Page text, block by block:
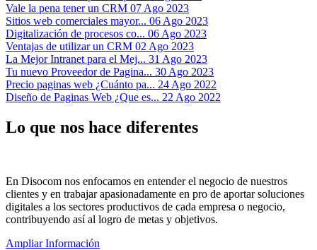
Vale la pena tener un CRM 07 Ago 2023
Sitios web comerciales mayor... 06 Ago 2023
Digitalización de procesos co... 06 Ago 2023
Ventajas de utilizar un CRM 02 Ago 2023
La Mejor Intranet para el Mej... 31 Ago 2023
Tu nuevo Proveedor de Pagina... 30 Ago 2023
Precio paginas web ¿Cuánto pa... 24 Ago 2022
Diseño de Paginas Web ¿Que es... 22 Ago 2022
Lo que nos hace diferentes
En Disocom nos enfocamos en entender el negocio de nuestros
clientes y en trabajar apasionadamente en pro de aportar soluciones
digitales a los sectores productivos de cada empresa o negocio,
contribuyendo así al logro de metas y objetivos.
Ampliar Información